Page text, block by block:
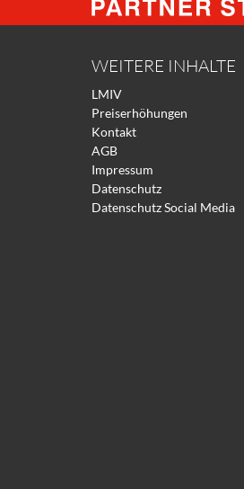
WEITERE INHALTE
LMIV
Preiserhöhungen
Kontakt
AGB
Impressum
Datenschutz
Datenschutz Social Media